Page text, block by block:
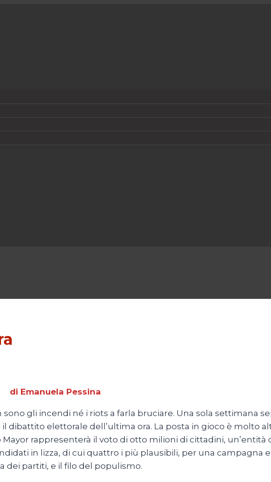
di Emanuela Pessina
gli incendi né i riots a farla bruciare. Una sola settimana
dibattito elettorale dell’ultima ora. La posta in gioco è molto
rappresenterà il voto di otto milioni di cittadini, un’entità
in lizza, di cui quattro i più plausibili, per una
dei partiti, e il filo del populismo.